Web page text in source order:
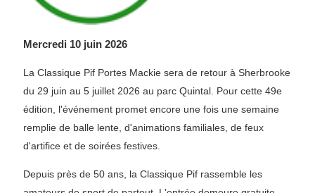
Mercredi 10 juin 2026
La Classique Pif Portes Mackie sera de retour à Sherbrooke
du 29 juin au 5 juillet 2026 au parc Quintal. Pour cette 49e
édition, l'événement promet encore une fois une semaine
remplie de balle lente, d'animations familiales, de feux
d'artifice et de soirées festives.
Depuis près de 50 ans, la Classique Pif rassemble les